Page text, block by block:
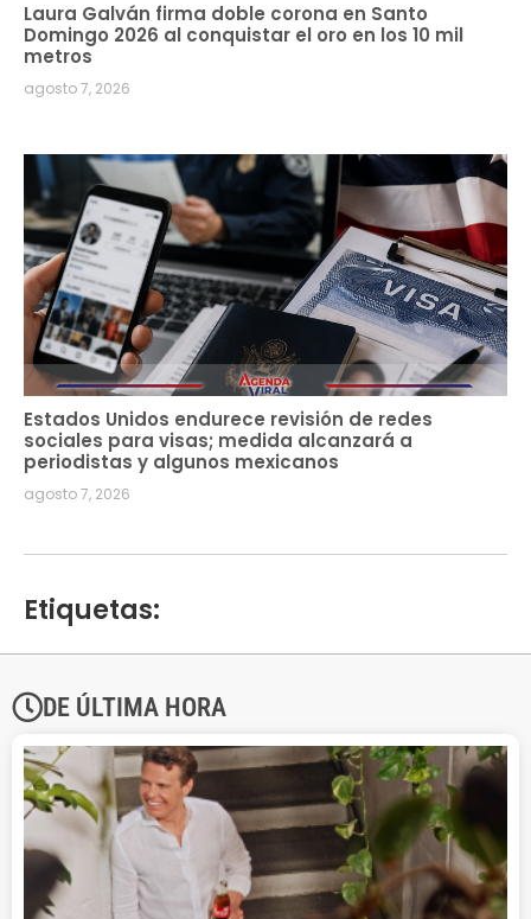
Laura Galván firma doble corona en Santo
Domingo 2026 al conquistar el oro en los 10 mil
metros
agosto 7, 2026
Estados Unidos endurece revisión de redes
sociales para visas; medida alcanzará a
periodistas y algunos mexicanos
agosto 7, 2026
Etiquetas:
DE ÚLTIMA HORA